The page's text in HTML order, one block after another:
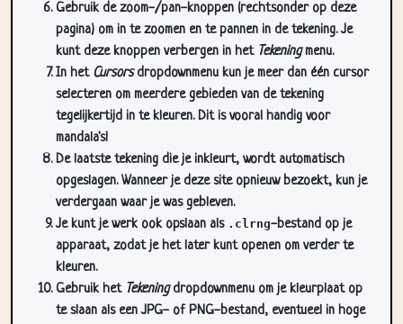
Gebruik de zoom-/pan-knoppen (rechtsonder op deze
pagina) om in te zoomen en te pannen in de tekening. Je
kunt deze knoppen verbergen in het Tekeningmenu.
In het Cursorsdropdownmenu kun je meer dan één cursor
selecteren om meerdere gebieden van de tekening
tegelijkertijd in te kleuren. Dit is vooral handig voor
mandala's!
De laatste tekening die je inkleurt, wordt automatisch
opgeslagen. Wanneer je deze site opnieuw bezoekt, kun je
verdergaan waar je was gebleven.
Je kunt je werk ook opslaan als .clrng-bestand op je
apparaat, zodat je het later kunt openen om verder te
kleuren.
Gebruik het Tekeningdropdownmenu om je kleurplaat op
te slaan als een JPG- of PNG-bestand, eventueel in hoge